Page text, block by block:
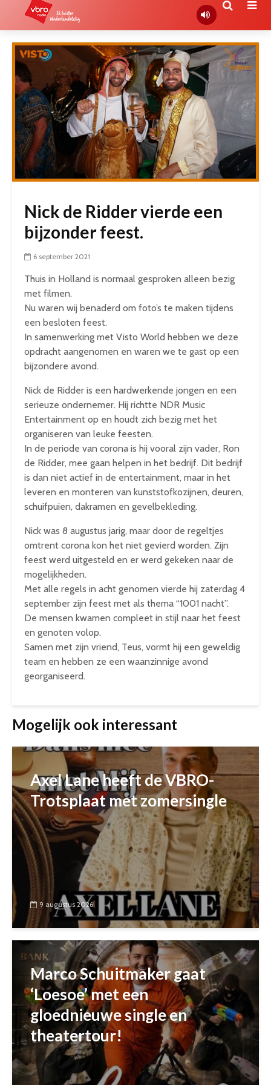
Nick de Ridder vierde een
bijzonder feest.
6 september 2021
Thuis in Holland is normaal gesproken alleen bezig
met filmen.
Nu waren wij benaderd om foto’s te maken tijdens
een besloten feest.
In samenwerking met Visto World hebben we deze
opdracht aangenomen en waren we te gast op een
bijzondere avond.
Nick de Ridder is een hardwerkende jongen en een
serieuze ondernemer. Hij richtte NDR Music
Entertainment op en houdt zich bezig met het
organiseren van leuke feesten.
In de periode van corona is hij vooral zijn vader, Ron
de Ridder, mee gaan helpen in het bedrijf. Dit bedrijf
is dan niet actief in de entertainment, maar in het
leveren en monteren van kunststofkozijnen, deuren,
schuifpuien, dakramen en gevelbekleding.
Nick was 8 augustus jarig, maar door de regeltjes
omtrent corona kon het niet gevierd worden. Zijn
feest werd uitgesteld en er werd gekeken naar de
mogelijkheden.
Met alle regels in acht genomen vierde hij zaterdag 4
september zijn feest met als thema “1001 nacht”.
De mensen kwamen compleet in stijl naar het feest
en genoten volop.
Samen met zijn vriend, Teus, vormt hij een geweldig
team en hebben ze een waanzinnige avond
georganiseerd.
Mogelijk ook interessant
Axel Lane heeft de VBRO-
Trotsplaat met zomersingle
9 augustus 2026
Marco Schuitmaker gaat
‘Loesoe’ met een
gloednieuwe single en
theatertour!